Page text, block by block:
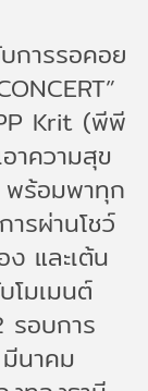
การรอคอย
Krit (พีพี
าความสุข
พร้อมพาทุก
รผ่านโชว์
และเต้น
โมเมนต์
รอบการ
นาคม